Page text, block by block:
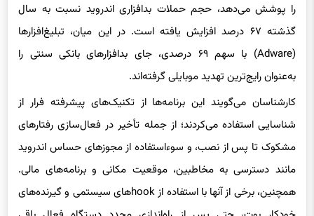
را پوشش می‌دهد، حجم حملات بدافزاری اندروید نسبت به سال
گذشته ۶۷ درصد افزایش یافته است. در این میان، تبلیغ‌افزارها
(Adware) با سهم ۶۹ درصدی، جای بدافزارهای بانکی سنتی را
به‌عنوان رایج‌ترین تهدید موبایلی گرفته‌اند.
کارشناسان می‌گویند این برنامه‌ها از تکنیک‌های پیشرفته فرار از
شناسایی استفاده می‌کردند؛ از جمله تأخیر در فعال‌سازی رفتارهای
مشکوک تا پس از نصب، و سوءاستفاده از مجوزهای حساس اندروید
مانند دسترسی به مخاطبین، موقعیت مکانی و برنامه‌های مالی.
همچنین، برخی از آنها با استفاده از hookهای سیستمی و گیرنده‌های